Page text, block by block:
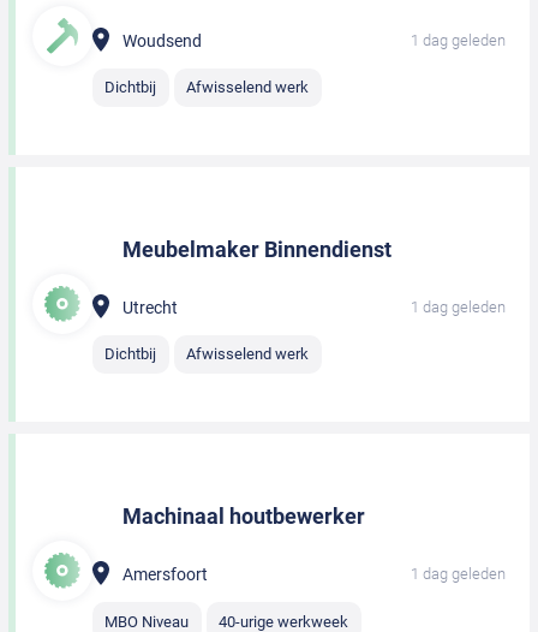
Woudsend 1 dag geleden
Dichtbij Afwisselend werk
Meubelmaker Binnendienst
Utrecht 1 dag geleden
Dichtbij Afwisselend werk
Machinaal houtbewerker
Amersfoort 1 dag geleden
MBO Niveau 40-urige werkweek